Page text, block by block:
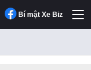
Bí mật Xe Biz